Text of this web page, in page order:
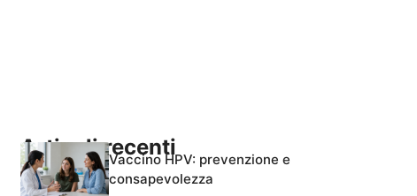
Articoli recentiVaccino HPV: prevenzione e
consapevolezza